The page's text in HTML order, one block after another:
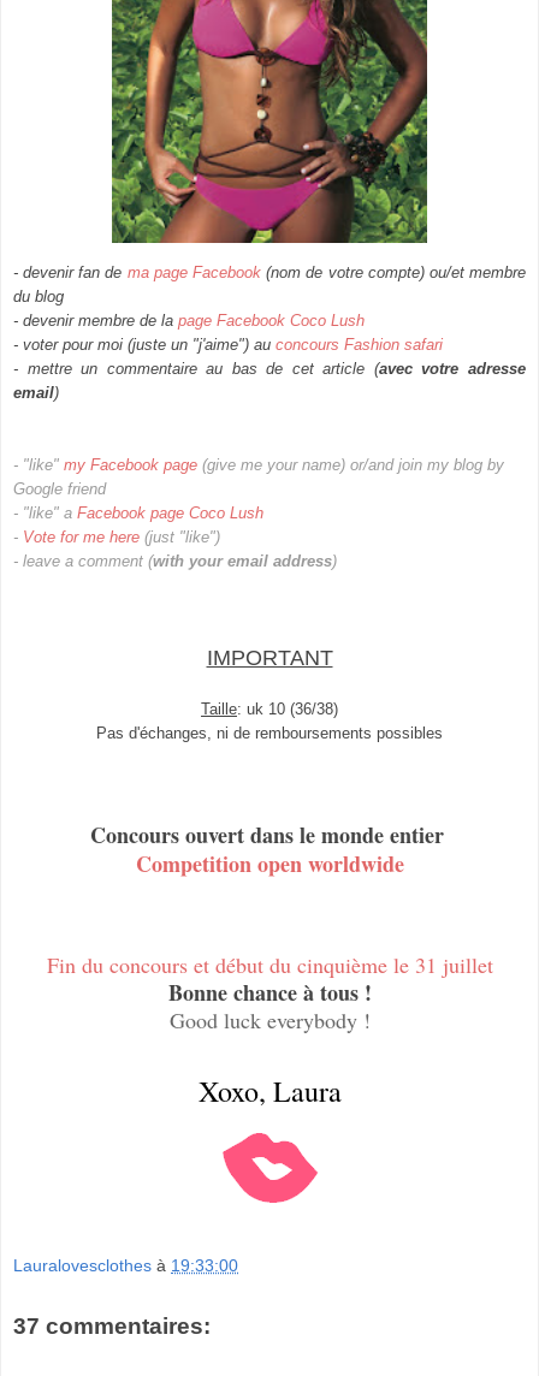
- devenir fan de ma page Facebook (nom de votre compte) ou/et membre
du blog
- devenir membre de la page Facebook Coco Lush
- voter pour moi (juste un "j'aime") au concours Fashion safari
- mettre un commentaire au bas de cet article (avec votre adresse
email)
- "like" my Facebook page (give me your name) or/and join my blog by
Google friend
- "like" a Facebook page Coco Lush
- Vote for me here (just "like")
- leave a comment (with your email address)
IMPORTANT
Taille: uk 10 (36/38)
Pas d'échanges, ni de remboursements possibles
Concours ouvert dans le monde entier
Competition open worldwide
Fin du concours et début du cinquième le 31 juillet
Bonne chance à tous !
Good luck everybody !
Xoxo, Laura
Lauralovesclothes à 19:33:00
37 commentaires: